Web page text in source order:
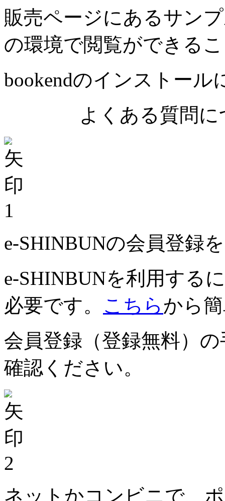
販売ページにあるサン
の環境で閲覧ができる
bookendのインストール
よくある質問に
1
e-SHINBUNの会員登録
e-SHINBUNを利用する
必要です。 こちらから
会員登録（登録無料）
確認ください。
2
ネットかコンビニで、